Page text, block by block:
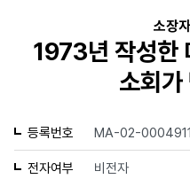
소장
1973년 작성한
소회가
등록번호 MA-02-
전자여부 비전자